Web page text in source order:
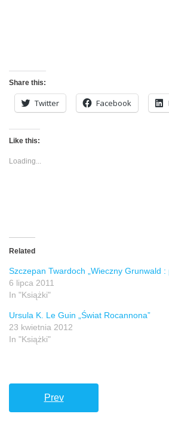
Share this:
Twitter Facebook
Like this:
Loading...
Related
Szczepan Twardoch „Wieczny Grunwald
6 lipca 2011
In "Książki"
Ursula K. Le Guin „Świat Rocannona”
23 kwietnia 2012
In "Książki"
Prev